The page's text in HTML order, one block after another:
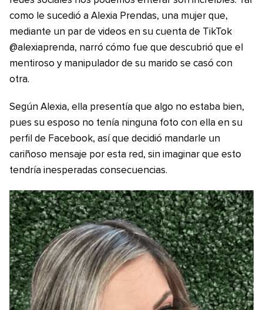
como le sucedió a Alexia Prendas, una mujer que,
mediante un par de videos en su cuenta de TikTok
@alexiaprenda, narró cómo fue que descubrió que el
mentiroso y manipulador de su marido se casó con
otra.
Según Alexia, ella presentía que algo no estaba bien,
pues su esposo no tenía ninguna foto con ella en su
perfil de Facebook, así que decidió mandarle un
cariñoso mensaje por esta red, sin imaginar que esto
tendría inesperadas consecuencias.